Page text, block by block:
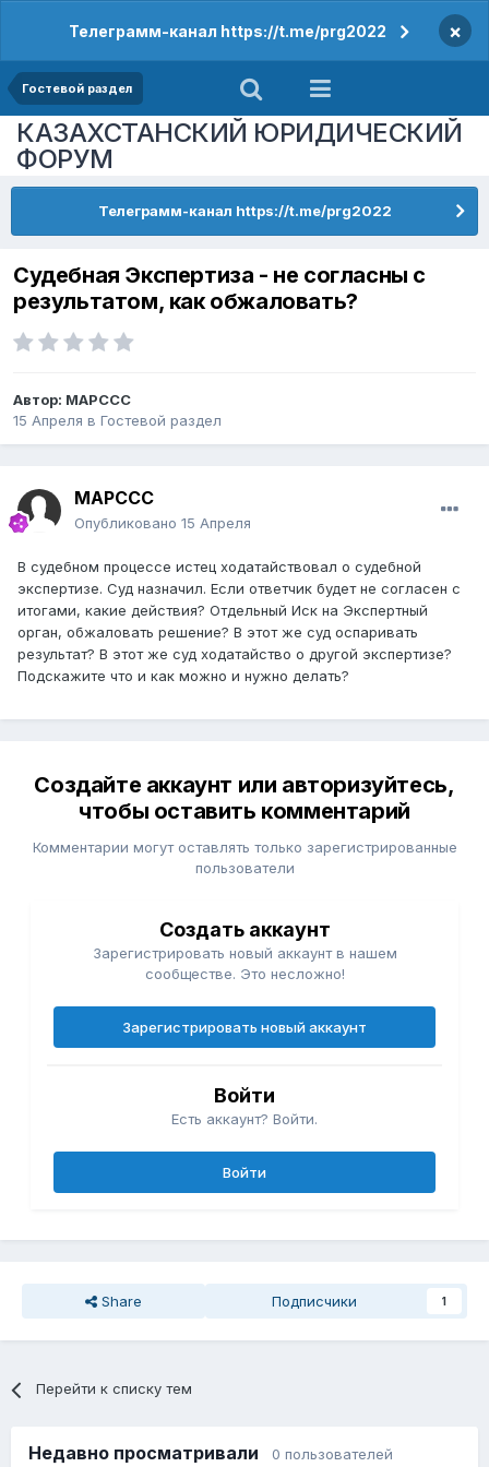
Телеграмм-канал https://t.me/prg2022 ×
Гостевой раздел
КАЗАХСТАНСКИЙ ЮРИДИЧЕСКИЙ
ФОРУМ
Телеграмм-канал https://t.me/prg2022
Судебная Экспертиза - не согласны с
результатом, как обжаловать?
Автор: MAPCCC
15 Апреля в Гостевой раздел
MAPCCC
Опубликовано 15 Апреля
В судебном процессе истец ходатайствовал о судебной
экспертизе. Суд назначил. Если ответчик будет не согласен с
итогами, какие действия? Отдельный Иск на Экспертный
орган, обжаловать решение? В этот же суд оспаривать
результат? В этот же суд ходатайство о другой экспертизе?
Подскажите что и как можно и нужно делать?
Создайте аккаунт или авторизуйтесь,
чтобы оставить комментарий
Комментарии могут оставлять только зарегистрированные
пользователи
Создать аккаунт
Зарегистрировать новый аккаунт в нашем
сообществе. Это несложно!
Зарегистрировать новый аккаунт
Войти
Есть аккаунт? Войти.
Войти
Share Подписчики 1
Перейти к списку тем
Недавно просматривали 0 пользователей